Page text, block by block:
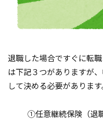
退職した場合ですぐに転
は下記３つがありますが
して決める必要があります
①任意継続保険（退